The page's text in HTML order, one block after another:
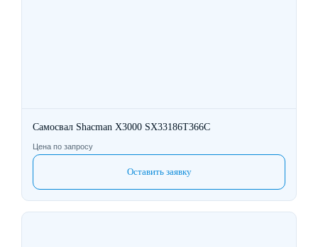
Самосвал Shacman X3000 SX33186T366C
Цена по запросу
Оставить заявку